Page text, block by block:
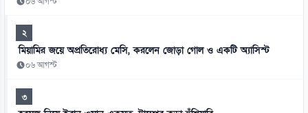
২
মিয়ামির জয়ে অপ্রতিরোধ্য মেসি, করলেন জোড়া গোল ও একটি অ্যাসিস্ট
০৬ আগস্ট
৩